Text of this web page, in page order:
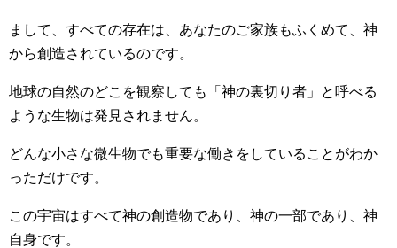
まして、すべての存在は、あなたのご家族もふくめて、神
から創造されているのです。
地球の自然のどこを観察しても「神の裏切り者」と呼べる
ような生物は発見されません。
どんな小さな微生物でも重要な働きをしていることがわか
っただけです。
この宇宙はすべて神の創造物であり、神の一部であり、神
自身です。